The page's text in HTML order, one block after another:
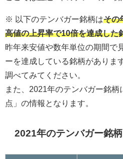
※ 以下のテンバガー銘柄はその
高値の上昇率で10倍を達成した
昨年来安値や数年単位の期間で
ーを達成している銘柄がありま
調べてみてください。
また、2021年のテンバガー銘
点」の情報となります。
2021年のテンバガー銘柄